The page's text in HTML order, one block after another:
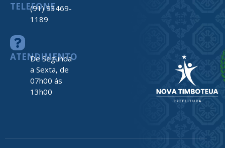
TELEFONE
(91) 93469-
1189
ATENDIMENTO
De Segunda
a Sexta, de
07h00 ás
13h00